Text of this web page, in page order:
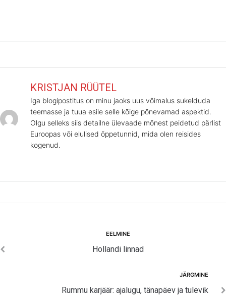
KRISTJAN RÜÜTEL
Iga blogipostitus on minu jaoks uus võimalus sukelduda
teemasse ja tuua esile selle kõige põnevamad aspektid.
Olgu selleks siis detailne ülevaade mõnest peidetud pärlist
Euroopas või elulised õppetunnid, mida olen reisides
kogenud.
EELMINE
Hollandi linnad
JÄRGMINE
Rummu karjäär: ajalugu, tänapäev ja tulevik